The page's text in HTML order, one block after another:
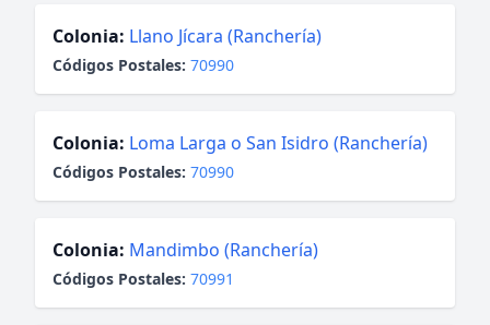
Colonia: Llano Jícara (Ranchería)
Códigos Postales: 70990
Colonia: Loma Larga o San Isidro (Ranchería)
Códigos Postales: 70990
Colonia: Mandimbo (Ranchería)
Códigos Postales: 70991